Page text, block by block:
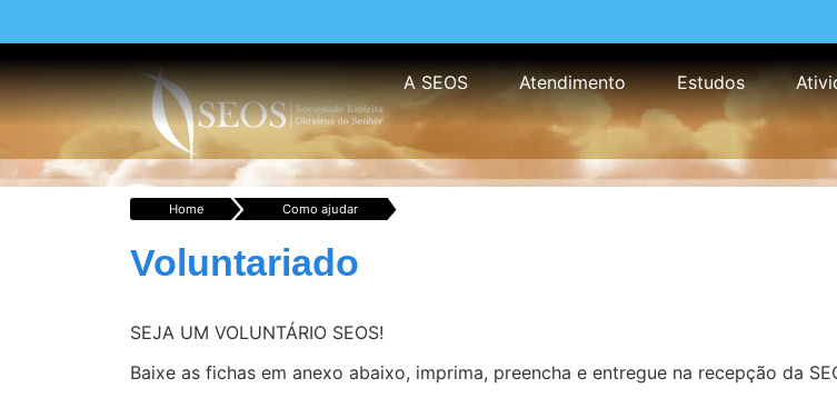
A SEOS Atendimento Estudos
Home Como ajudar
Voluntariado
SEJA UM VOLUNTÁRIO SEOS!
Baixe as fichas em anexo abaixo, imprima, preencha e entregue na recepção da